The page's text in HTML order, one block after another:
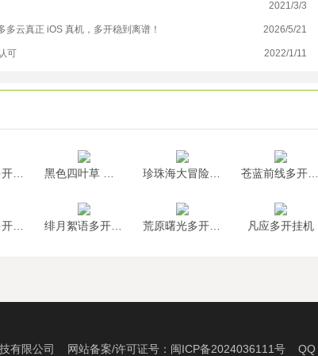
2021/3/3
云真正 iOS 真机，多开稳到离谱！ 2026/5/21
可 2022/1/11
凡应多开挂机
有限公司 网站备案/许可证号： 闽ICP备2024036111号QQ